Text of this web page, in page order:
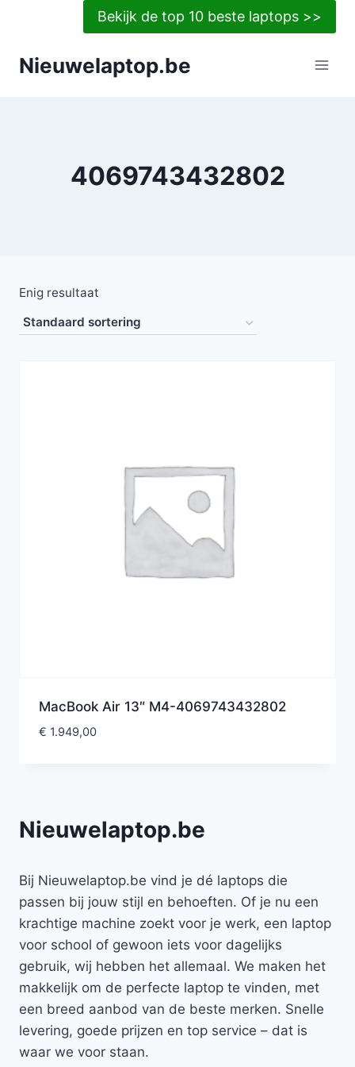
Bekijk de top 10 beste laptops >>
Nieuwelaptop.be
4069743432802
Enig resultaat
MacBook Air 13″ M4-4069743432802
€ 1.949,00
Nieuwelaptop.be
Bij Nieuwelaptop.be vind je dé laptops die
passen bij jouw stijl en behoeften. Of je nu een
krachtige machine zoekt voor je werk, een laptop
voor school of gewoon iets voor dagelijks
gebruik, wij hebben het allemaal. We maken het
makkelijk om de perfecte laptop te vinden, met
een breed aanbod van de beste merken. Snelle
levering, goede prijzen en top service – dat is
waar we voor staan.